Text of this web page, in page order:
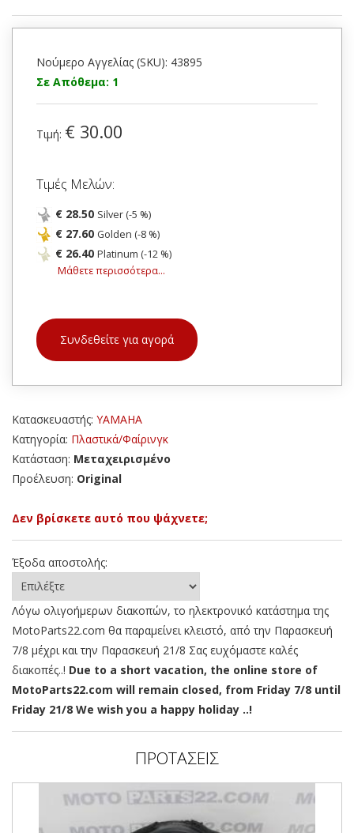
Νούμερο Αγγελίας (SKU): 43895
Σε Απόθεμα: 1
Τιμή: € 30.00
Τιμές Μελών:
€ 28.50 Silver (-5 %)
€ 27.60 Golden (-8 %)
€ 26.40 Platinum (-12 %)
Μάθετε περισσότερα...
Συνδεθείτε για αγορά
Κατασκευαστής: YAMAHA
Κατηγορία: Πλαστικά/Φαίρινγκ
Κατάσταση: Μεταχειρισμένο
Προέλευση: Original
Δεν βρίσκετε αυτό που ψάχνετε;
Έξοδα αποστολής:
Λόγω ολιγοήμερων διακοπών, το ηλεκτρονικό κατάστημα της
MotoParts22.com θα παραμείνει κλειστό, από την Παρασκευή
7/8 μέχρι και την Παρασκευή 21/8 Σας ευχόμαστε καλές
διακοπές..! Due to a short vacation, the online store of
MotoParts22.com will remain closed, from Friday 7/8 until
Friday 21/8 We wish you a happy holiday ..!
ΠΡΟΤΑΣΕΙΣ